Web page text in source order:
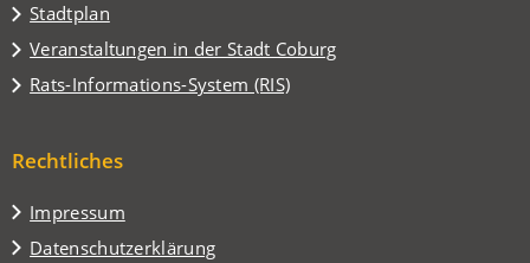
Stadtplan
(Öffnet
in
einem
neuen
Veranstaltungen in der Stadt Coburg
(Öffnet
in
einem
Tab)
Rats-Informations-System (RIS)
(Öffnet
neuen
Rechtliches
Impressum
Datenschutzerklärung